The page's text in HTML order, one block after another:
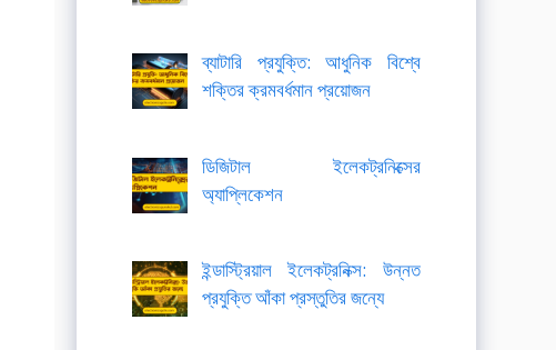
ব্যাটারি প্রযুক্তি: আধুনিক বিশ্বে
শক্তির ক্রমবর্ধমান প্রয়োজন
ডিজিটাল ইলেকট্রনিক্সের
অ্যাপ্লিকেশন
ইন্ডাস্ট্রিয়াল ইলেকট্রনিক্স: উন্নত
প্রযুক্তি আঁকা প্রস্তুতির জন্যে